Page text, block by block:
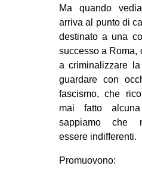
MEDIO
Ma quando
arriva al punto di
destinato a una
successo a Roma,
a criminalizzare
guardare con
fascismo, che
mai fatto
sappiamo che
essere indifferenti.
Promuovono: